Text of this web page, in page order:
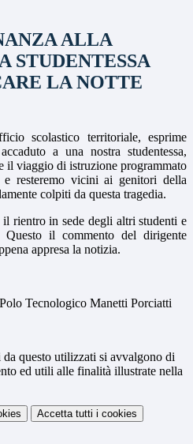
ALLA
STUDENTESSA
LA NOTTE
scolastico territoriale, esprime
a una nostra studentessa,
il viaggio di istruzione programmato
resteremo vicini ai genitori della
colpiti da questa tragedia.
rientro in sede degli altri studenti e
Questo il commento del dirigente
appresa la notizia.
Tecnologico Manetti Porciatti
questo utilizzati si avvalgono di
ed utili alle finalità illustrate nella
Accetta tutti i cookies